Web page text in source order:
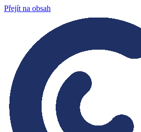
Přejít na obsah